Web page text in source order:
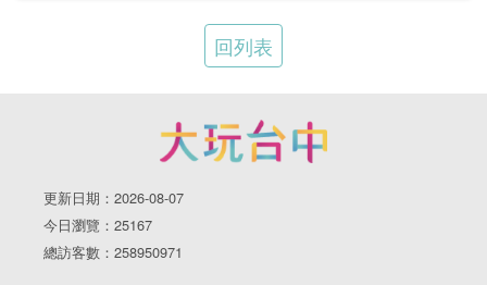
回列表
更新日期：2026-08-07
今日瀏覽：25167
總訪客數：258950971